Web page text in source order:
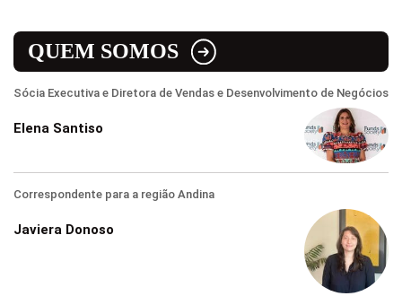
QUEM SOMOS
Sócia Executiva e Diretora de Vendas e Desenvolvimento de Negócios
Elena Santiso
Correspondente para a região Andina
Javiera Donoso